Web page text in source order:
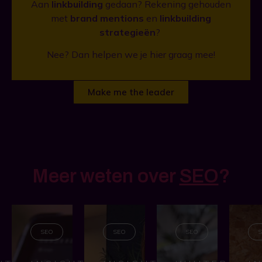
Aan linkbuilding gedaan? Rekening gehouden
met brand mentions en linkbuilding
strategieën?
Nee? Dan helpen we je hier graag mee!
Make me the leader
Meer weten over SEO?
SEO SEO SEO